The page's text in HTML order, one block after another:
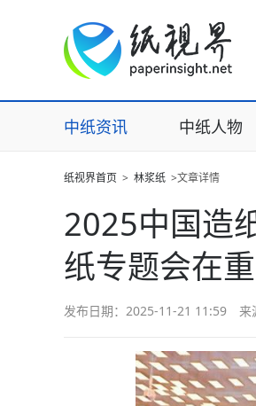
中纸资讯 中纸人物
纸视界首页 > 林浆纸 >文章详情
2025中国造
纸专题会在
发布日期：2025-11-21 11:59 来